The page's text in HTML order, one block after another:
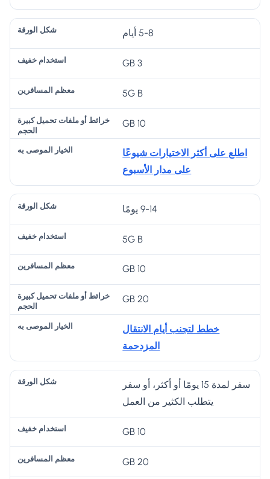
و
خ
ف
م
ن
مي
ة
ح
م
ى
به
5-8 أيام
3 GB
5G B
10 GB
اطلع على أكثر الاختيارات شيوعًا
على مدار الأسبوع
9-14 يومًا
5G B
10 GB
20 GB
خطط لتجنب أيام الانتقال
المزدحمة
سفر لمدة 15 يومًا أو أكثر، أو سفر
يتطلب الكثير من العمل
10 GB
20 GB